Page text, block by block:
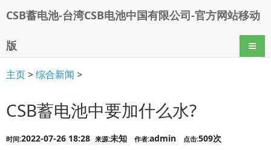
CSB蓄电池-台湾CSB电池中国有限公司-官方网站移动
版 导航
主页>综合新闻 >
CSB蓄电池中要加什么水?
时间:2022-07-26 18:28 来源:未知 作者:admin 点击:509次